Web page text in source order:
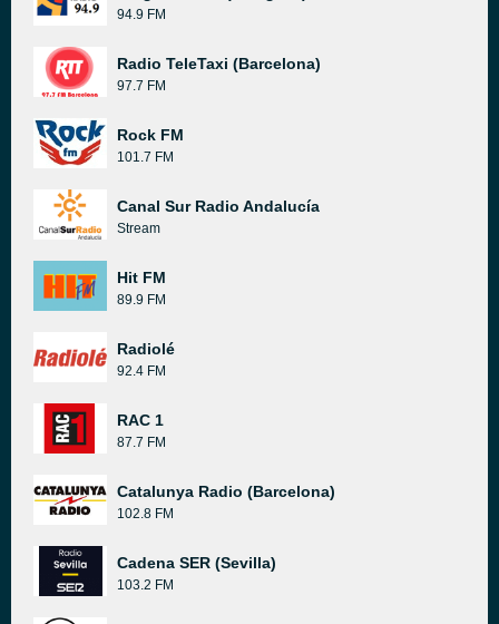
94.9 FM
Radio TeleTaxi (Barcelona)
97.7 FM
Rock FM
101.7 FM
Canal Sur Radio Andalucía
Stream
Hit FM
89.9 FM
Radiolé
92.4 FM
RAC 1
87.7 FM
Catalunya Radio (Barcelona)
102.8 FM
Cadena SER (Sevilla)
103.2 FM